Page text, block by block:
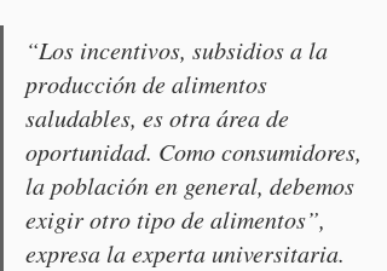
“Los incentivos, subsidios a la
producción de alimentos
saludables, es otra área de
oportunidad. Como consumidores,
la población en general, debemos
exigir otro tipo de alimentos”,
expresa la experta universitaria.